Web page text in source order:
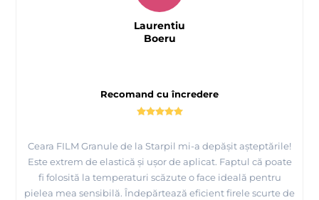
Recomand cu încredere
Ceara FILM Granule de la Starpil mi-a depășit așteptările!
Este extrem de elastică și ușor de aplicat. Faptul că poate
fi folosită la temperaturi scăzute o face ideală pentru
pielea mea sensibilă. Îndepărtează eficient firele scurte de
Laurentiu
Boeru